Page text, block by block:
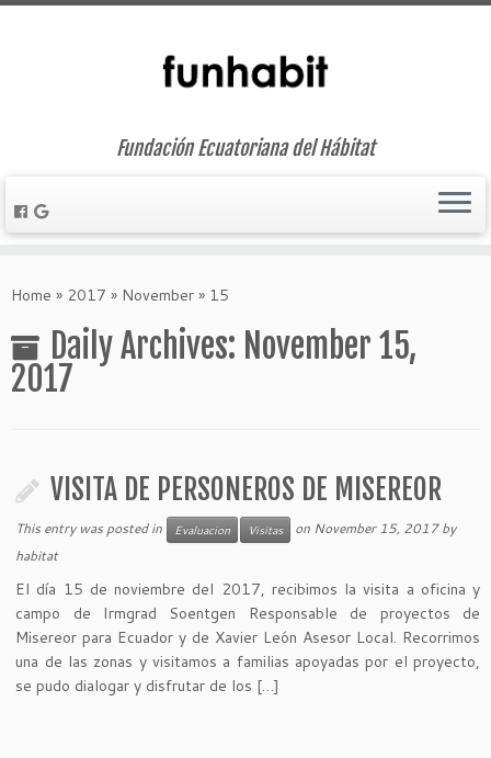
to
Fundación Ecuatoriana del Hábitat
Home » 2017 » November » 15
Daily Archives: November 15,
2017
VISITA DE PERSONEROS DE MISEREOR
This entry was posted in Evaluacion Visitas on November 15, 2017 by
habitat
El día 15 de noviembre del 2017, recibimos la visita a oficina y
campo de Irmgrad Soentgen Responsable de proyectos de
Misereor para Ecuador y de Xavier León Asesor Local. Recorrimos
una de las zonas y visitamos a familias apoyadas por el proyecto,
se pudo dialogar y disfrutar de los […]